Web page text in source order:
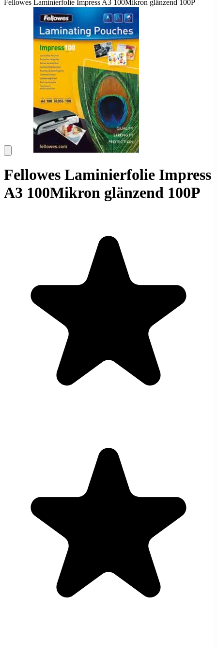
Fellowes Laminierfolie Impress A3 100Mikron glänzend 100P
Fellowes Laminierfolie Impress
A3 100Mikron glänzend 100P